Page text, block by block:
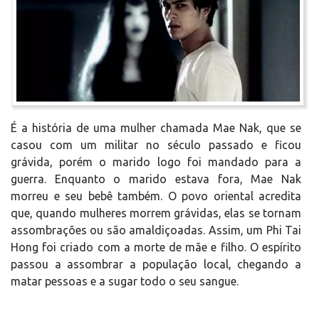
É a história de uma mulher chamada Mae Nak, que se
casou com um militar no século passado e ficou
grávida, porém o marido logo foi mandado para a
guerra. Enquanto o marido estava fora, Mae Nak
morreu e seu bebê também. O povo oriental acredita
que, quando mulheres morrem grávidas, elas se tornam
assombrações ou são amaldiçoadas. Assim, um Phi Tai
Hong foi criado com a morte de mãe e filho. O espírito
passou a assombrar a população local, chegando a
matar pessoas e a sugar todo o seu sangue.